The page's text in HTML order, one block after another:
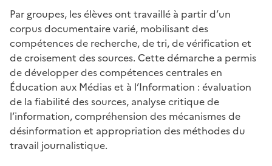
Par groupes, les élèves ont travaillé à partir d’un
corpus documentaire varié, mobilisant des
compétences de recherche, de tri, de vérification et
de croisement des sources. Cette démarche a permis
de développer des compétences centrales en
Éducation aux Médias et à l’Information : évaluation
de la fiabilité des sources, analyse critique de
l’information, compréhension des mécanismes de
désinformation et appropriation des méthodes du
travail journalistique.